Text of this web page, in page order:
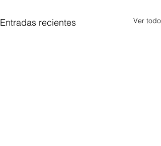
Entradas recientes Ver todo